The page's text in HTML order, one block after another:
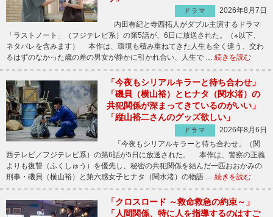
ドラマ
2026年8月7日
内田有紀と寺西拓人がダブル主演するドラマ
「ラストノート」（フジテレビ系）の第5話が、6日に放送された。（※以下、
ネタバレを含みます） 本作は、環境も積み重ねてきた人生も全く違う、交わ
るはずのなかった歳の差の男女が静かに引かれ合い、人生で … 続きを読む
「今夜もシリアルキラーと待ち合わせ」
「磯貝（横山裕）とヒナタ（関水渚）の
共犯関係が深まってきているのがいい」
「縦山裕二さんのグッズ欲しい」
ドラマ
2026年8月6日
「今夜もシリアルキラーと待ち合わせ」（関
西テレビ／フジテレビ系）の第6話が5日に放送された。 本作は、警察の正義
よりも復讐（ふくしゅう）を優先し、秘密の共犯関係を結んだ一匹おおかみの
刑事・磯貝（横山裕）と第六感女子ヒナタ（関水渚）の物語 … 続きを読む
「クロスロード ～救命救急の約束～」
「人間関係、特に人を指導するのはすご